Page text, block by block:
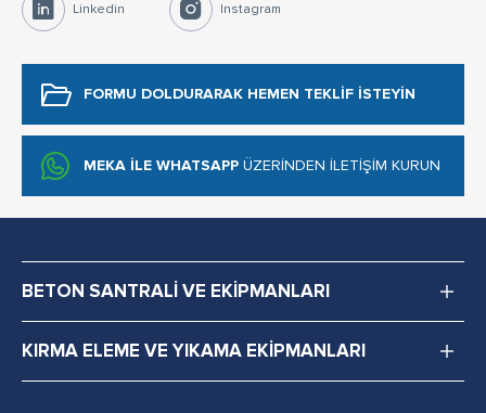
Linkedin Instagram
FORMU DOLDURARAK HEMEN TEKLİF İSTEYİN
MEKA İLE WHATSAPP ÜZERİNDEN İLETİŞİM KURUN
BETON SANTRALİ VE EKİPMANLARI
KIRMA ELEME VE YIKAMA EKİPMANLARI